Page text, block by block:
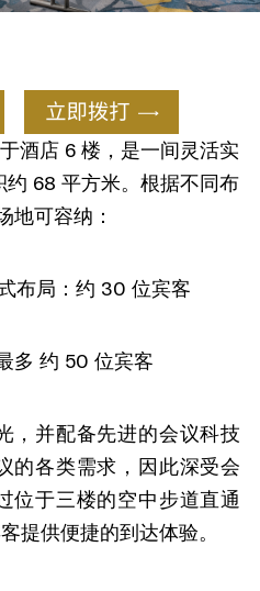
酒店 6 楼，是一间灵活实
68 平方米。根据不同布
地可容纳：
布局：约 30 位宾客
多 约 50 位宾客
，并配备先进的会议科技
的各类需求，因此深受会
位于三楼的空中步道直通
提供便捷的到达体验。